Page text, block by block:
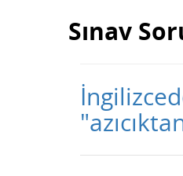
Sınav